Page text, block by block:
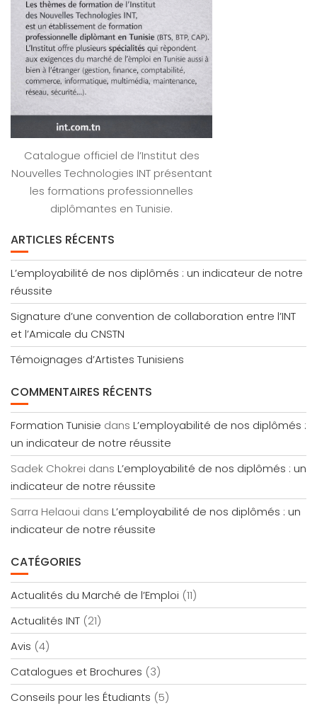
Catalogue officiel de l’Institut des
Nouvelles Technologies INT présentant
les formations professionnelles
diplômantes en Tunisie.
ARTICLES RÉCENTS
L’employabilité de nos diplômés : un indicateur de notre
réussite
Signature d’une convention de collaboration entre l’INT
et l’Amicale du CNSTN
Témoignages d’Artistes Tunisiens
COMMENTAIRES RÉCENTS
Formation Tunisie dans L’employabilité de nos diplômés :
un indicateur de notre réussite
Sadek Chokrei dans L’employabilité de nos diplômés : un
indicateur de notre réussite
Sarra Helaoui dans L’employabilité de nos diplômés : un
indicateur de notre réussite
CATÉGORIES
Actualités du Marché de l’Emploi (11)
Actualités INT (21)
Avis (4)
Catalogues et Brochures (3)
Conseils pour les Étudiants (5)